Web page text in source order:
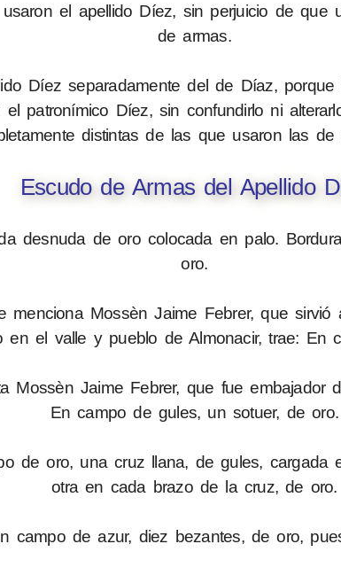
el apellido Díez, sin perjuicio de que
de armas.
Díez separadamente del de Díaz,
patronímico Díez, sin confundirlo ni
distintas de las que usaron las de
Escudo de Armas del Apellido
desnuda de oro colocada en palo.
oro.
menciona Mossèn Jaime Febrer, que
en el valle y pueblo de Almonacir, trae: En
Mossèn Jaime Febrer, que fue embajador
En campo de gules, un sotuer, de oro.
de oro, una cruz llana, de gules,
otra en cada brazo de la cruz, de oro.
campo de azur, diez bezantes, de oro,